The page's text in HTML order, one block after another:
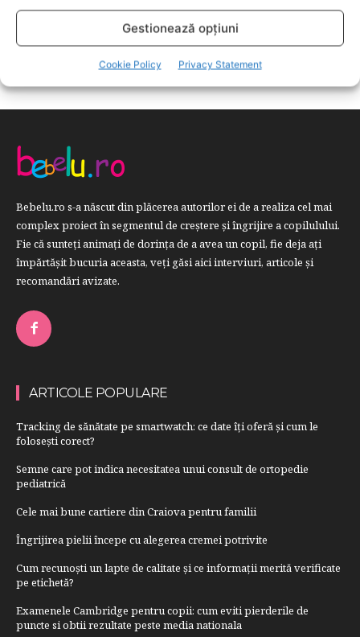
Gestionează opțiuni
Cookie Policy Privacy Statement
RETETE
259
Bebelu.ro s-a născut din plăcerea autorilor ei de a realiza cel mai
complex proiect în segmentul de creştere şi îngrijire a copilulului.
Fie că sunteţi animaţi de dorinţa de a avea un copil, fie deja aţi
împărtăşit bucuria aceasta, veți găsi aici interviuri, articole şi
recomandări avizate.
ARTICOLE POPULARE
Tracking de sănătate pe smartwatch: ce date îți oferă și cum le
folosești corect?
Semne care pot indica necesitatea unui consult de ortopedie
pediatrică
Cele mai bune cartiere din Craiova pentru familii
Îngrijirea pielii începe cu alegerea cremei potrivite
Cum recunoști un lapte de calitate și ce informații merită verificate
pe etichetă?
Examenele Cambridge pentru copii: cum eviti pierderile de
puncte si obtii rezultate peste media nationala